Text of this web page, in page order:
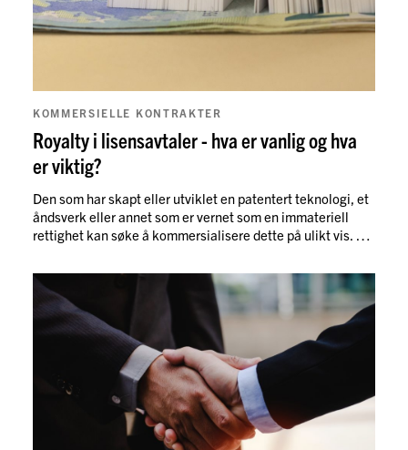
KOMMERSIELLE KONTRAKTER
Royalty i lisensavtaler - hva er vanlig og hva
er viktig?
Den som har skapt eller utviklet en patentert teknologi, et
åndsverk eller annet som er vernet som en immateriell
rettighet kan søke å kommersialisere dette på ulikt vis. For
utnytte de kommersielt.